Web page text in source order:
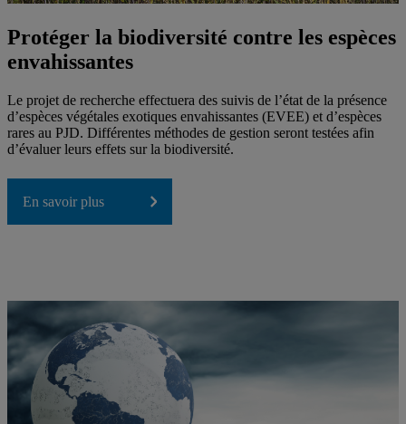
Protéger la biodiversité contre les espèces
envahissantes
Le projet de recherche effectuera des suivis de l’état de la présence
d’espèces végétales exotiques envahissantes (EVEE) et d’espèces
rares au PJD. Différentes méthodes de gestion seront testées afin
d’évaluer leurs effets sur la biodiversité.
En savoir plus